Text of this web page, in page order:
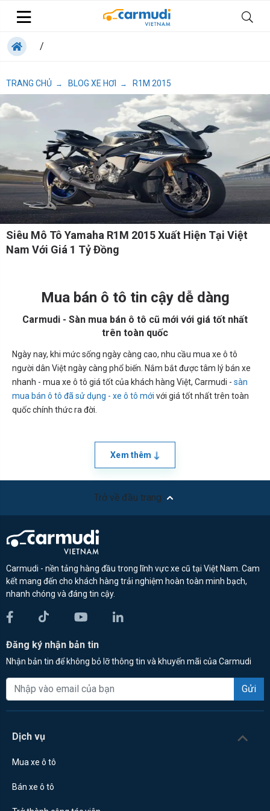
/
TRANG CHỦ → BLOG XE HƠI → R1M 2015
Siêu Mô Tô Yamaha R1M 2015 Xuất Hiện Tại Việt
Nam Với Giá 1 Tỷ Đồng
Mua bán ô tô tin cậy dễ dàng
Carmudi - Sàn mua bán ô tô cũ mới với giá tốt nhất
trên toàn quốc
Ngày nay, khi mức sống ngày càng cao, nhu cầu mua xe ô tô
người dân Việt ngày càng phổ biến. Nắm bắt được tâm lý bán xe
nhanh - mua xe ô tô giá tốt của khách hàng Việt, Carmudi - sàn
mua bán ô tô đã sử dụng - xe ô tô mới với giá tốt nhất trên toàn
quốc chính thức ra đời.
Xem thêm
Trở về đầu trang
Carmudi - nền tảng hàng đầu trong lĩnh vực xe cũ tại Việt Nam. Cam
kết mang đến cho khách hàng trải nghiệm hoàn toàn minh bạch,
nhanh chóng và đáng tin cậy.
Đăng ký nhận bản tin
Nhận bản tin để không bỏ lỡ thông tin và khuyến mãi của Carmudi
Gửi
Dịch vụ
Mua xe ô tô
Bán xe ô tô